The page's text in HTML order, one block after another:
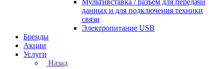
Мультивставка / разъем для передачи
данных и для подключения техники
связи
Электропитание USB
Бренды
Акции
Услуги
Назад